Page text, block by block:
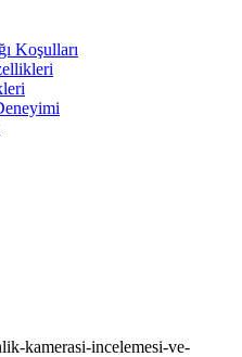
Koşulları
kamerasi-incelemesi-ve-